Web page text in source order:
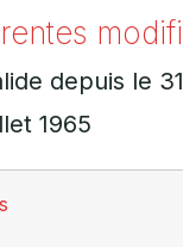
depuis le
1965